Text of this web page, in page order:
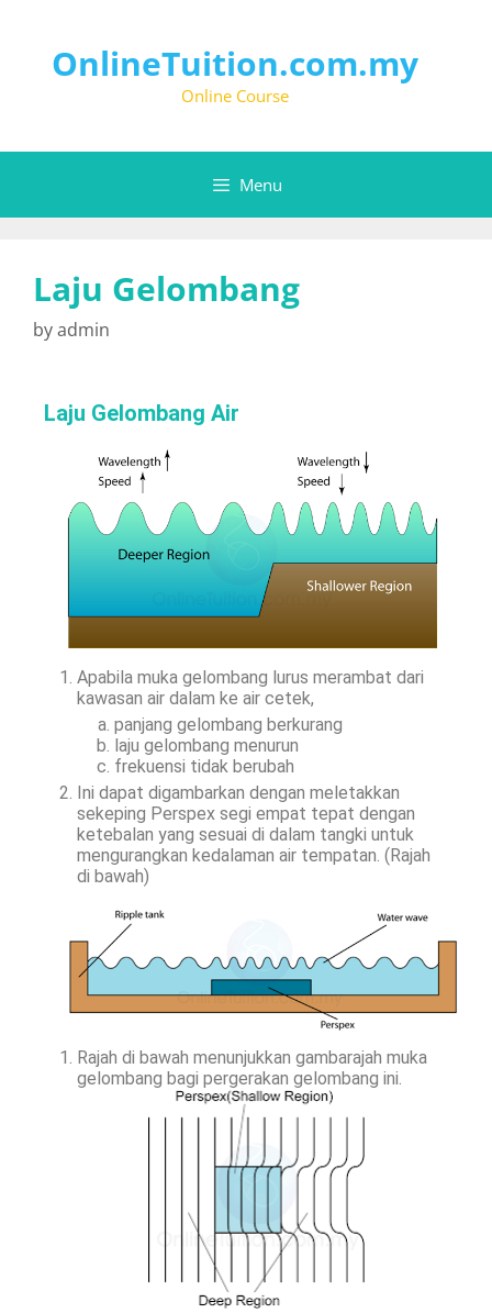
OnlineTuition.com.my
Online Course
Menu
Laju Gelombang
byadmin
Laju Gelombang Air
Apabila muka gelombang lurus merambat dari
kawasan air dalam ke air cetek,
panjang gelombang berkurang
laju gelombang menurun
frekuensi tidak berubah
Ini dapat digambarkan dengan meletakkan
sekeping Perspex segi empat tepat dengan
ketebalan yang sesuai di dalam tangki untuk
mengurangkan kedalaman air tempatan. (Rajah
di bawah)
Rajah di bawah menunjukkan gambarajah muka
gelombang bagi pergerakan gelombang ini.